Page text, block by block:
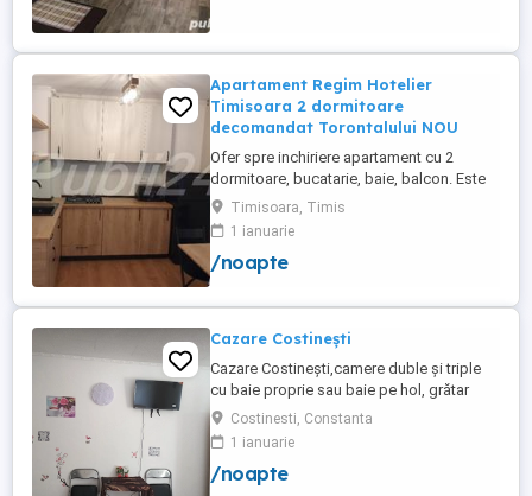
Apartament Regim Hotelier
Timisoara 2 dormitoare
decomandat Torontalului NOU
Ofer spre inchiriere apartament cu 2
dormitoare, bucatarie, baie, balcon. Este
complet utilat si mobilat nou, clima,
internet, tv, video interfon masina de
spalat haine, lenjerii, prosoape,
consumabile. In incinta complexului de
de joaca pentru copii. Apartamentul ...
Timisoara, Timis
1 ianuarie
/noapte
Cazare Costinești
Cazare Costinești,camere duble și triple
cu baie proprie sau baie pe hol, grătar
frigider curte,parcare proprie , prețuri
începând de la 150 lei pe noapte,telefon
Costinesti, Constanta
1 ianuarie
/noapte